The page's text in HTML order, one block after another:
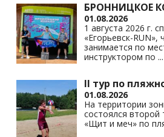
БРОННИЦКОЕ
01.08.2026
1 августа 2026 г.
«Егорьевск-RUN»,
занимается по
инструктором по ...
II тур по
01.08.2026
На территории
состоялся
«Щит и меч» по